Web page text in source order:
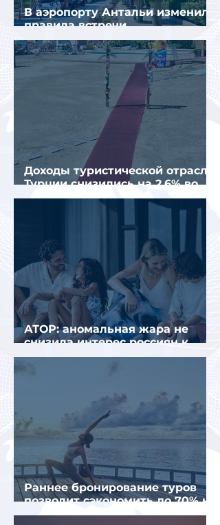
В аэропорту Антальи изменили
правила встречи
организованных туристов
Доходы туристической отрасли
Турции снизились на 2,6% во
втором квартале 2026 года
АТОР: аномальная жара не
снизила интерес россиян к
летнему отдыху в Европе
Раннее бронирование туров
позволит сэкономить до 70% на
летнем отдыхе — АТОР